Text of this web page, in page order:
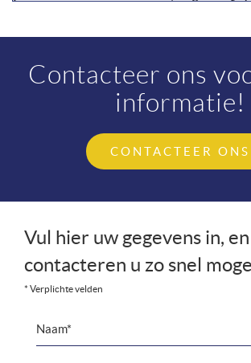
Contacteer ons
informatie!
CONTACTEER ONS
Vul hier uw gegevens in,
contacteren u zo snel
* Verplichte velden